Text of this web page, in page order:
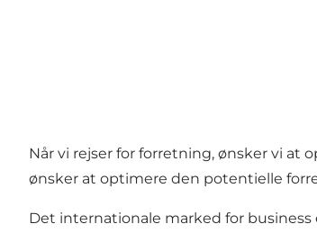
Når vi rejser for forretning, ønsker vi at
ønsker at optimere den potentielle
Det internationale marked for